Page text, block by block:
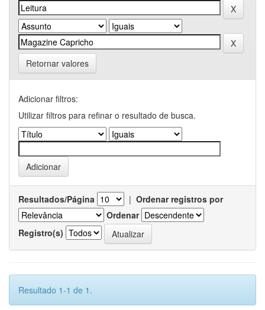
Retornar valores
Adicionar filtros:
Utilizar filtros para refinar o resultado de busca.
Resultados/Página | Ordenar registros por
Ordenar
Registro(s)
Resultado 1-1 de 1.